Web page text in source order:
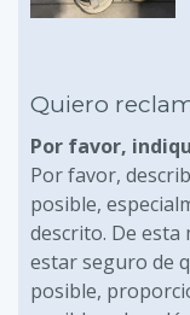
Quiero
Por favor,
Por favor,
posible,
descrito. De esta
estar seguro de
posible,